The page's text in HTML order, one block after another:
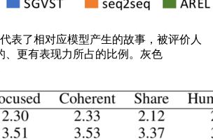
了相对应模型产生的故事，被评价人
、更有表现力所占的比例。灰色